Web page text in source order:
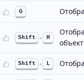
G
Shift + H
Shift + L